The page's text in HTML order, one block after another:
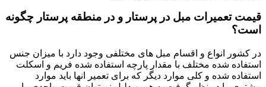
قیمت تعمیرات مبل در پرستار و در منطقه پرستار چگونه
است؟
در کشور انواع و اقسام مبل های مختلفی وجود دارد با میزان جنس
استفاده شده مختلف با مقدار پارچه استفاده شده فریم و اسکلت
استفاده شده و کلی موارد دیگر که برای تعمیر انها باید موارد